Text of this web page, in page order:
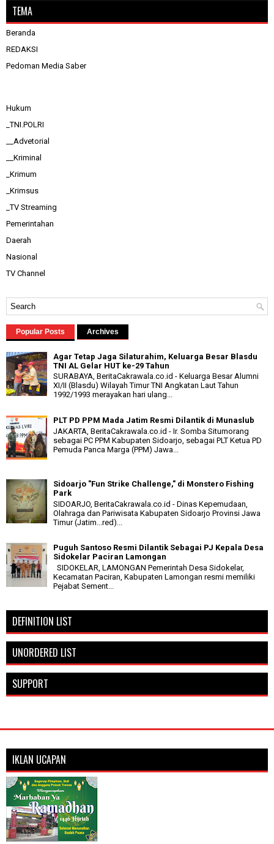
TEMA
Beranda
REDAKSI
Pedoman Media Saber
Hukum
_TNI.POLRI
__Advetorial
__Kriminal
_Krimum
_Krimsus
_TV Streaming
Pemerintahan
Daerah
Nasional
TV Channel
Popular Posts Archives
Agar Tetap Jaga Silaturahim, Keluarga Besar Blasdu
TNI AL Gelar HUT ke-29 Tahun
SURABAYA, BeritaCakrawala.co.id - Keluarga Besar Alumni
XI/II (Blasdu) Wilayah Timur TNI Angkatan Laut Tahun
1992/1993 merayakan hari ulang...
PLT PD PPM Mada Jatim Resmi Dilantik di Munaslub
JAKARTA, BeritaCakrawala.co.id - Ir. Somba Situmorang
sebagai PC PPM Kabupaten Sidoarjo, sebagai PLT Ketua PD
Pemuda Panca Marga (PPM) Jawa...
Sidoarjo "Fun Strike Challenge," di Monstero Fishing
Park
SIDOARJO, BeritaCakrawala.co.id - Dinas Kepemudaan,
Olahraga dan Pariwisata Kabupaten Sidoarjo Provinsi Jawa
Timur (Jatim...red)...
Puguh Santoso Resmi Dilantik Sebagai PJ Kepala Desa
Sidokelar Paciran Lamongan
SIDOKELAR, LAMONGAN Pemerintah Desa Sidokelar,
Kecamatan Paciran, Kabupaten Lamongan resmi memiliki
Pejabat Sement...
DEFINITION LIST
UNORDERED LIST
SUPPORT
IKLAN UCAPAN